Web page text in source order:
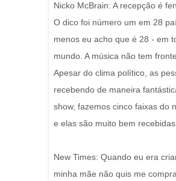
Nicko McBrain: A recepção é
O dico foi número um em 28
menos eu acho que é 28 - em
mundo. A música não tem
Apesar do clima político, as
recebendo de maneira
show, fazemos cinco faixas do
e elas são muito bem recebidas.
New Times: Quando eu era
minha mãe não quis me